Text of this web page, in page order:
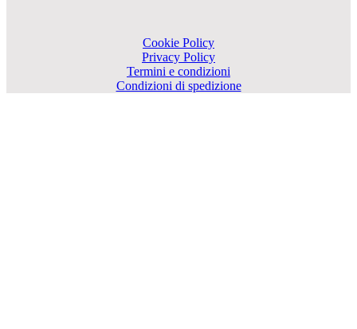
Cookie Policy
Privacy Policy
Termini e condizioni
Condizioni di spedizione